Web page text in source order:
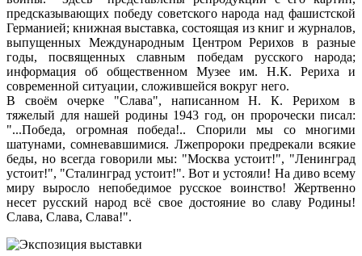
предсказывающих победу советского народа над фашистской
Германией; книжная выставка, состоящая из книг и журналов,
выпущенных Международным Центром Рерихов в разные
годы, посвященных славным победам русского народа;
информация об общественном Музее им. Н.К. Рериха и
современной ситуации, сложившейся вокруг него.
В своём очерке "Слава", написанном Н. К. Рерихом в
тяжелый для нашей родины 1943 год, он пророчески писал:
"...Победа, огромная победа!.. Спорили мы со многими
шатунами, сомневавшимися. Лжепророки предрекали всякие
беды, но всегда говорили мы: "Москва устоит!", "Ленинград
устоит!", "Сталинград устоит!". Вот и устояли! На диво всему
миру выросло непобедимое русское воинство! Жертвенно
несет русский народ всё свое достояние во славу Родины!
Слава, Слава, Слава!".